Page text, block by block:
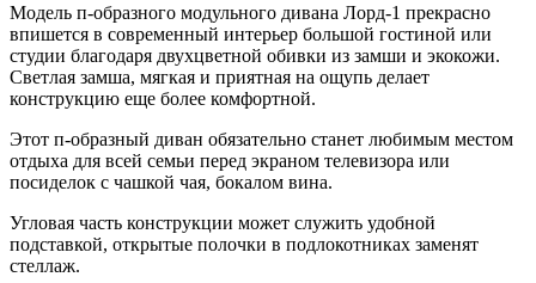
Модель п-образного модульного дивана Лорд-1 прекрасно
впишется в современный интерьер большой гостиной или
студии благодаря двухцветной обивки из замши и экокожи.
Светлая замша, мягкая и приятная на ощупь делает
конструкцию еще более комфортной.
Этот п-образный диван обязательно станет любимым местом
отдыха для всей семьи перед экраном телевизора или
посиделок с чашкой чая, бокалом вина.
Угловая часть конструкции может служить удобной
подставкой, открытые полочки в подлокотниках заменят
стеллаж.